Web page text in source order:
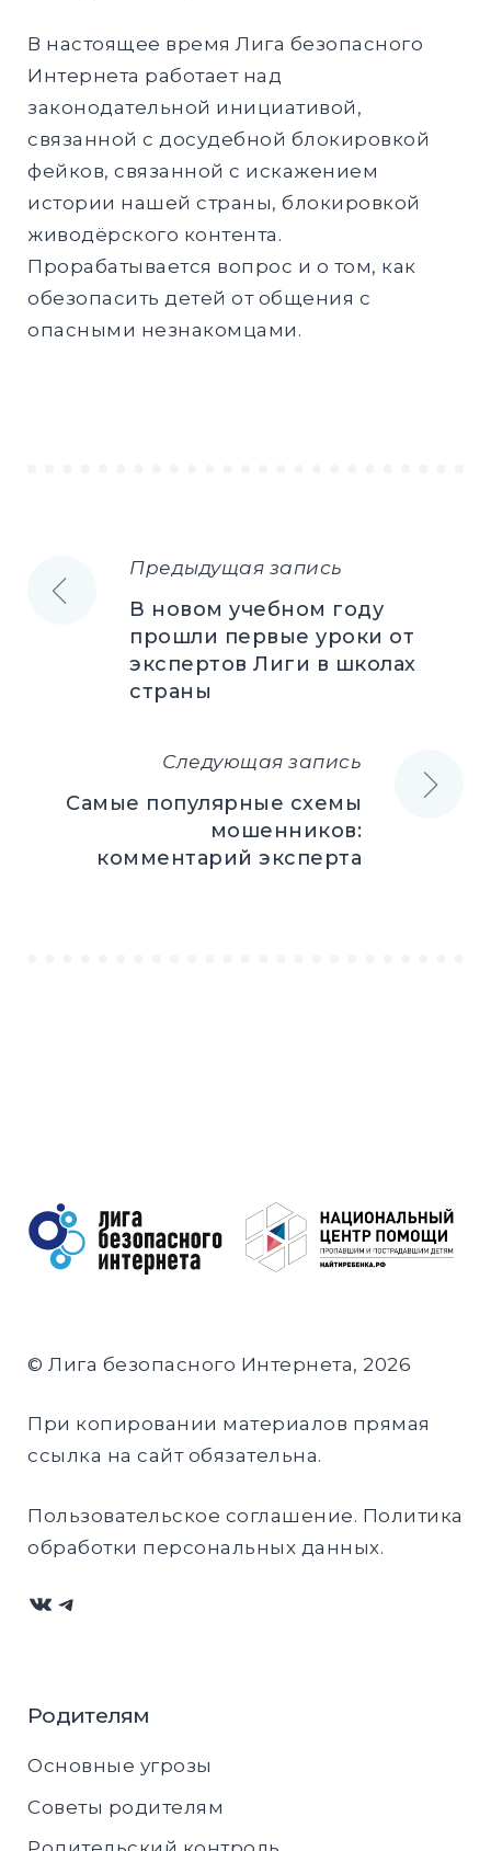
В настоящее время Лига безопасного
Интернета работает над
законодательной инициативой,
связанной с досудебной блокировкой
фейков, связанной с искажением
истории нашей страны, блокировкой
живодёрского контента.
Прорабатывается вопрос и о том, как
обезопасить детей от общения с
опасными незнакомцами.
Навигация
записям
Предыдущая запись
В новом учебном году
прошли первые уроки от
экспертов Лиги в школах
страны
Следующая запись
Самые популярные схемы
мошенников:
комментарий эксперта
© Лига безопасного Интернета, 2026
При копировании материалов прямая
ссылка на сайт обязательна.
Пользовательское соглашение. Политика
обработки персональных данных.
ВКонтакте
Telegram
Родителям
Основные угрозы
Советы родителям